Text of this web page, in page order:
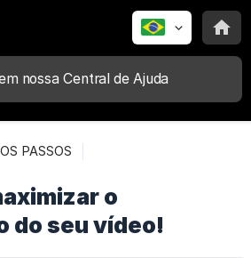
PASSOS
o
do seu vídeo!